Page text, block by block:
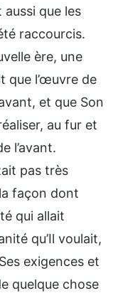
que les
raccourcis.
ère, une
que l’œuvre de
et que Son
au fur et
l’avant.
pas très
façon dont
qui allait
qu’Il voulait,
exigences et
quelque chose